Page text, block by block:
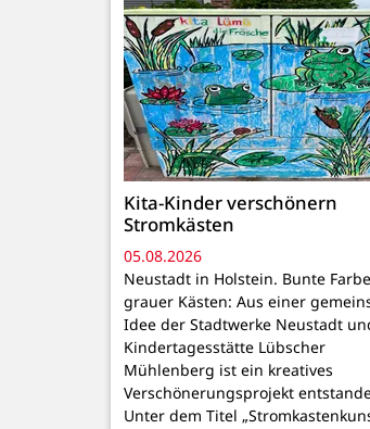
Kita-Kinder verschönern
Stromkästen
05.08.2026
Neustadt in Holstein. Bunte
grauer Kästen: Aus einer
Idee der Stadtwerke Neustadt
Kindertagesstätte Lübscher
Mühlenberg ist ein kreatives
Verschönerungsprojekt
Unter dem Titel